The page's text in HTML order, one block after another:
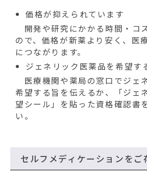
価格が抑えられています
開発や研究にかかる時間・コ
ので、価格が新薬より安く、医
につながります。
ジェネリック医薬品を希望す
医療機関や薬局の窓口でジェ
希望する旨を伝えるか、「ジェ
望シール」を貼った資格確認書
い。
セルフメディケーションをご